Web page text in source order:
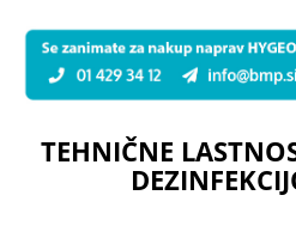
TEHNIČNE